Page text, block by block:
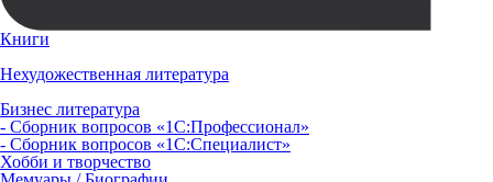
Книги
Нехудожественная литература
Бизнес литература
- Сборник вопросов «1С:Профессионал»
- Сборник вопросов «1С:Специалист»
Хобби и творчество